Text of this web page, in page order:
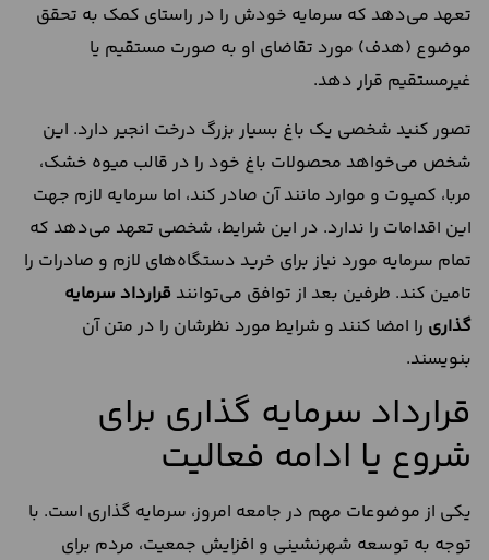
تعهد می‌دهد که سرمایه‌ خودش را در راستای کمک به تحقق
موضوع (هدف) مورد تقاضای او به ‌صورت مستقیم یا
غیرمستقیم قرار دهد.
تصور کنید شخصی یک باغ بسیار بزرگ درخت انجیر دارد. این
شخص می‌خواهد محصولات باغ خود را در قالب میوه خشک،
مربا، کمپوت و موارد مانند آن صادر کند، اما سرمایه لازم جهت
این اقدامات را ندارد. در این شرایط، شخصی تعهد می‌دهد که
تمام سرمایه مورد نیاز برای خرید دستگاه‌های لازم و صادرات را
تامین کند. طرفین بعد از توافق می‌توانند قرارداد سرمایه
گذاری را امضا کنند و شرایط مورد نظرشان را در متن آن
بنویسند.
قرارداد سرمایه گذاری برای
شروع یا ادامه فعالیت
یکی از موضوعات مهم در جامعه امروز، سرمایه‌ گذاری است. با
توجه به توسعه شهرنشینی و افزایش جمعیت، مردم برای